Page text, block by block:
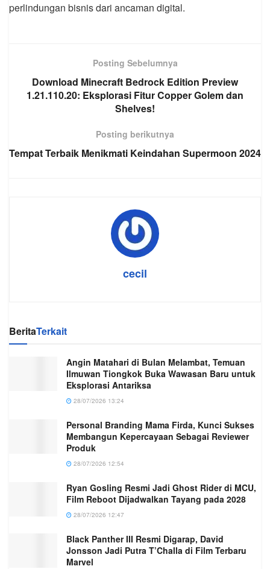
perlindungan bisnis dari ancaman digital.
Posting Sebelumnya
Download Minecraft Bedrock Edition Preview
1.21.110.20: Eksplorasi Fitur Copper Golem dan
Shelves!
Posting berikutnya
Tempat Terbaik Menikmati Keindahan Supermoon 2024
cecil
BeritaTerkait
Angin Matahari di Bulan Melambat, Temuan
Ilmuwan Tiongkok Buka Wawasan Baru untuk
Eksplorasi Antariksa
28/07/2026 13:24
Personal Branding Mama Firda, Kunci Sukses
Membangun Kepercayaan Sebagai Reviewer
Produk
28/07/2026 12:54
Ryan Gosling Resmi Jadi Ghost Rider di MCU,
Film Reboot Dijadwalkan Tayang pada 2028
28/07/2026 12:47
Black Panther III Resmi Digarap, David
Jonsson Jadi Putra T’Challa di Film Terbaru
Marvel